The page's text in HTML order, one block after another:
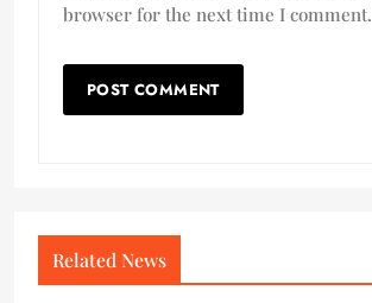
browser for the next time I comment.
Related News